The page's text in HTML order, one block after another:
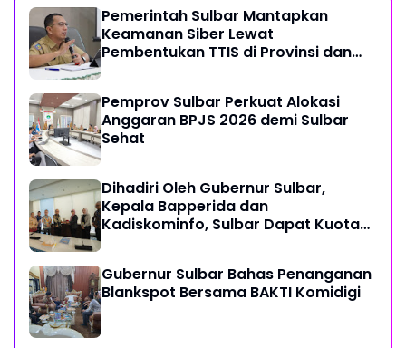
Pemerintah Sulbar Mantapkan
Keamanan Siber Lewat
Pembentukan TTIS di Provinsi dan
Pemprov Sulbar Perkuat Alokasi
Anggaran BPJS 2026 demi Sulbar
Sehat
Dihadiri Oleh Gubernur Sulbar,
Kepala Bapperida dan
Kadiskominfo, Sulbar Dapat Kuota
Gubernur Sulbar Bahas Penanganan
Blankspot Bersama BAKTI Komidigi